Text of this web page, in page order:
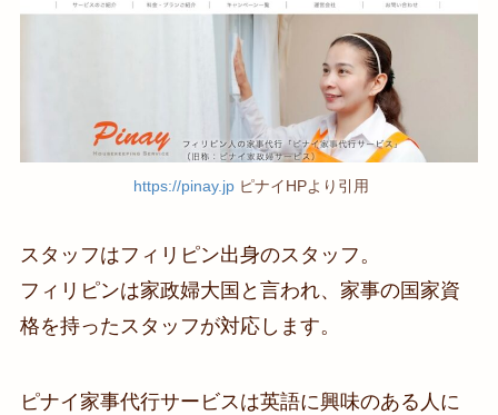
https://pinay.jp ピナイHPより引用
スタッフはフィリピン出身のスタッフ。
フィリピンは家政婦大国と言われ、家事の国家資
格を持ったスタッフが対応します。
ピナイ家事代行サービスは英語に興味のある人に